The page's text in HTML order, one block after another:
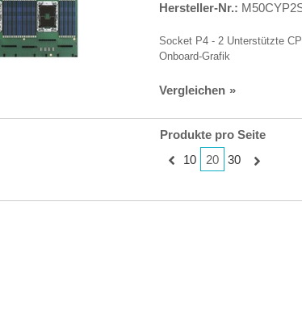
Hersteller-Nr.:
Socket P4 - 2 Unterstützte
Onboard-Grafik
Vergleichen
Produkte pro Seite
10
20 30